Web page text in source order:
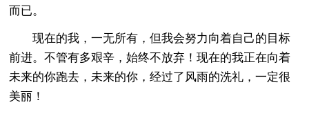
而已。
现在的我，一无所有，但我会努力向着自己的目标
前进。不管有多艰辛，始终不放弃！现在的我正在向着
未来的你跑去，未来的你，经过了风雨的洗礼，一定很
美丽！